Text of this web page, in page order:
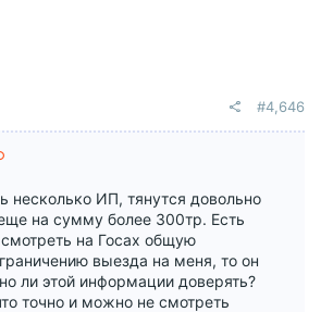
#4,646
несколько ИП, тянутся довольно
на сумму более 300тр. Есть
на Госах общую
выезда на меня, то он
ли этой информации доверять?
точно и можно не смотреть